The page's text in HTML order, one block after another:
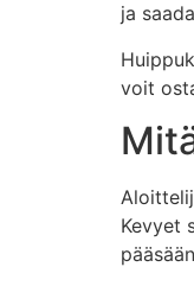
ja
voit
Kevyet